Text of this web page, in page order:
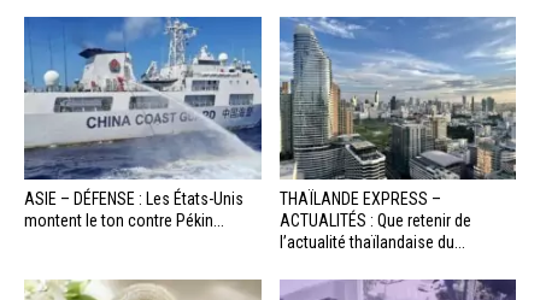
ASIE – DÉFENSE : Les États-Unis
montent le ton contre Pékin...
THAÏLANDE EXPRESS –
ACTUALITÉS : Que retenir de
l’actualité thaïlandaise du...